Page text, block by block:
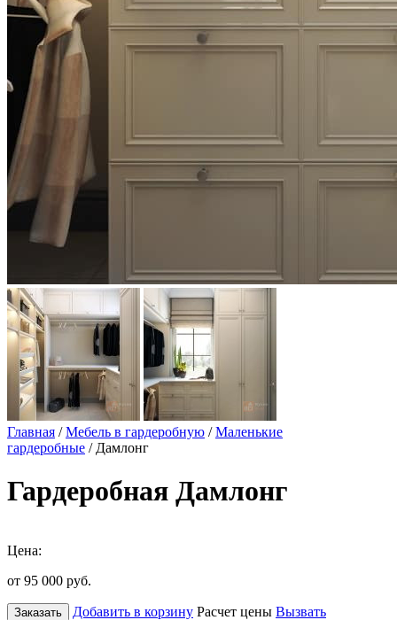
Главная /Мебель в гардеробную /Маленькие
гардеробные / Дамлонг
Гардеробная Дамлонг
Цена:
от 95 000 руб.
Заказать Добавить в корзину Расчет цены Вызвать